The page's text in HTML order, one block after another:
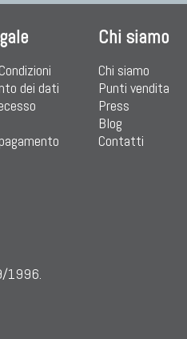
dei dati
Chi siamo
Chi siamo
Punti vendita
Press
Blog
Contatti
1996.